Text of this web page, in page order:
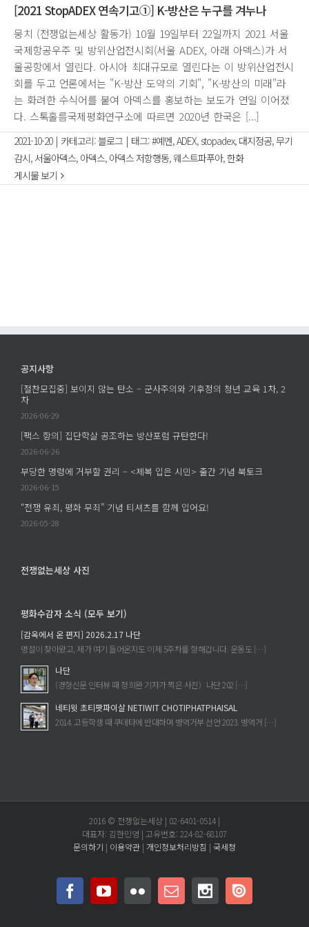
[2021 StopADEX 연속기고①] K-방산은 누구를 겨누나
뭉치 (전쟁없는세상 활동가) 10월 19일부터 22일까지 2021 서울
국제항공우주 및 방위산업전시회(서울 ADEX, 아래 아덱스)가 서
울공항에서 열린다. 아시아 최대규모로 열린다는 이 방위산업전시
회를 두고 언론에서는 "K-방산 도약의 기회", "K-방산의 미래"라
는 화려한 수식어를 붙여 아덱스를 홍보하는 보도가 연일 이어졌
다. 스톡홀름국제평화연구소에 따르면 2020년 한국은 [...]
2021-10-20 | 카테고리:블로그 | 태그:#예멘,ADEX, stopadex, 대지정공,무기
감시, 서울아덱스, 아덱스, 아덱스 저항행동,웨스트파푸아,한화
게시물 보기
공지사항
[절찬모집중] 보이지 않는 탄소 – 군사주의와 기후정의 청년 교육 1차, 2
차
2026-06-29
[팩스 항의] 집단학살 공조하는 방산포럼 규탄한다!
2026-06-26
부당한 명령에 거부할 권리 – <제복 입은 시민> 출간 기념 북토크
2026-06-15
“전쟁 유죄, 평화 무죄” 기념 티셔츠를 함께 입어요!
2026-05-28
전쟁없는세상 사진
평화수감자 소식 (모두 보기)
[감옥에서 온 편지] 2026.2.17 나단
명절이 찾아왔고, 제가 여기 들어온지도 이제 5주차를 향해갑니다. 운동도 […]
나단
(경향신문 인터뷰 때 정희완 기자가 찍은 사진) 나단 202 […]
네티윗 초티팟파이살 NETIWIT CHOTIPHATPHAISAL
2014. 고등학생 때 쿠데타에 반대하며 병역거부 선언 2023. 병역거 […]
2016 © 전쟁없는세상 | 02-6401-0514 |
대표자: 김한민영 | 고유번호: 224-82-68107
문의하기 | 이용약관 | 개인정보처리방침 | 국세청